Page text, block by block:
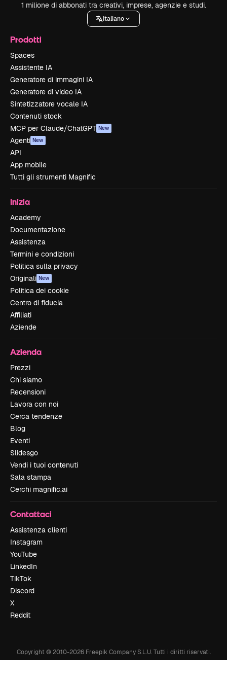
1 milione di abbonati tra creativi, imprese, agenzie e studi.
Italiano
Prodotti
Spaces
Assistente IA
Generatore di immagini IA
Generatore di video IA
Sintetizzatore vocale IA
Contenuti stock
MCP per Claude/ChatGPT New
Agenti New
API
App mobile
Tutti gli strumenti Magnific
Inizia
Academy
Documentazione
Assistenza
Termini e condizioni
Politica sulla privacy
Originali New
Politica dei cookie
Centro di fiducia
Affiliati
Aziende
Azienda
Prezzi
Chi siamo
Recensioni
Lavora con noi
Cerca tendenze
Blog
Eventi
Slidesgo
Vendi i tuoi contenuti
Sala stampa
Cerchi magnific.ai
Contattaci
Assistenza clienti
Instagram
YouTube
LinkedIn
TikTok
Discord
X
Reddit
Copyright © 2010-2026Freepik Company S.L.U. Tutti i diritti riservati.